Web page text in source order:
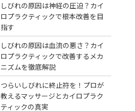
しびれの原因は神経の圧迫？カイ
ロプラクティックで根本改善を目
指す
しびれの原因は血流の悪さ？カイ
ロプラクティックで改善するメカ
ニズムを徹底解説
つらいしびれに終止符を！プロが
教えるマッサージとカイロプラク
ティックの真実